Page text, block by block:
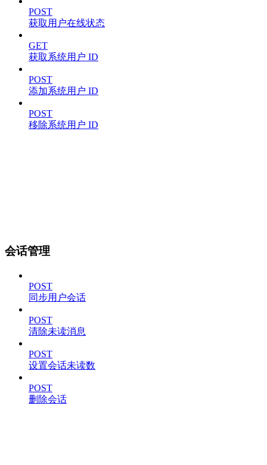
POST
获取用户在线状态
GET
获取系统用户 ID
POST
添加系统用户 ID
POST
移除系统用户 ID
会话管理
POST
同步用户会话
POST
清除未读消息
POST
设置会话未读数
POST
删除会话